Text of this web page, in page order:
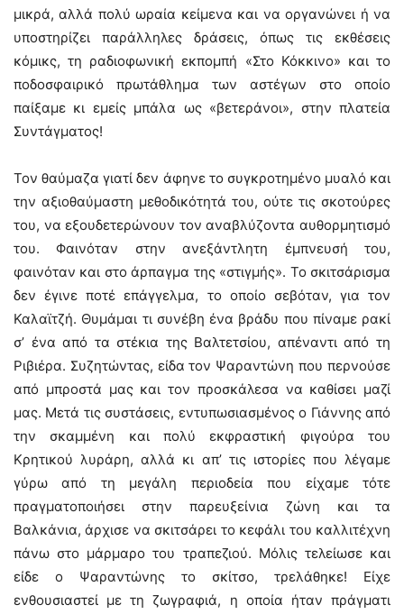
μικρά, αλλά πολύ ωραία κείμενα και να οργανώνει ή να
υποστηρίζει παράλληλες δράσεις, όπως τις εκθέσεις
κόμικς, τη ραδιοφωνική εκπομπή «Στο Κόκκινο» και το
ποδοσφαιρικό πρωτάθλημα των αστέγων στο οποίο
παίξαμε κι εμείς μπάλα ως «βετεράνοι», στην πλατεία
Συντάγματος!
Τον θαύμαζα γιατί δεν άφηνε το συγκροτημένο μυαλό και
την αξιοθαύμαστη μεθοδικότητά του, ούτε τις σκοτούρες
του, να εξουδετερώνουν τον αναβλύζοντα αυθορμητισμό
του. Φαινόταν στην ανεξάντλητη έμπνευσή του,
φαινόταν και στο άρπαγμα της «στιγμής». Το σκιτσάρισμα
δεν έγινε ποτέ επάγγελμα, το οποίο σεβόταν, για τον
Καλαϊτζή. Θυμάμαι τι συνέβη ένα βράδυ που πίναμε ρακί
σ’ ένα από τα στέκια της Βαλτετσίου, απέναντι από τη
Ριβιέρα. Συζητώντας, είδα τον Ψαραντώνη που περνούσε
από μπροστά μας και τον προσκάλεσα να καθίσει μαζί
μας. Μετά τις συστάσεις, εντυπωσιασμένος ο Γιάννης από
την σκαμμένη και πολύ εκφραστική φιγούρα του
Κρητικού λυράρη, αλλά κι απ’ τις ιστορίες που λέγαμε
γύρω από τη μεγάλη περιοδεία που είχαμε τότε
πραγματοποιήσει στην παρευξείνια ζώνη και τα
Βαλκάνια, άρχισε να σκιτσάρει το κεφάλι του καλλιτέχνη
πάνω στο μάρμαρο του τραπεζιού. Μόλις τελείωσε και
είδε ο Ψαραντώνης το σκίτσο, τρελάθηκε! Είχε
ενθουσιαστεί με τη ζωγραφιά, η οποία ήταν πράγματι